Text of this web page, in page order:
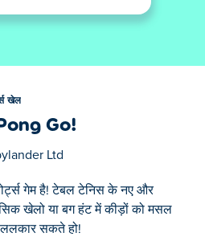
खेल
Go!
Ltd
गेम है! टेबल टेनिस के नए और
खेलो या बग हंट में कीड़ों को मसल
ललकार सकते हो!